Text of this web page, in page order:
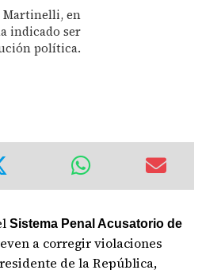
Martinelli, en
indicado ser
política.
Sistema Penal Acusatorio de
a corregir violaciones
de la República,